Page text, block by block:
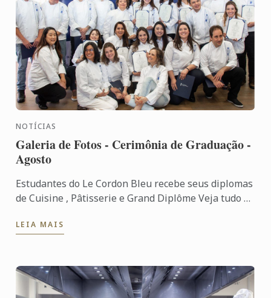
NOTÍCIAS
Galeria de Fotos - Cerimônia de Graduação -
Agosto
Estudantes do Le Cordon Bleu recebe seus diplomas
de Cuisine , Pâtisserie e Grand Diplôme Veja tudo o
LEIA MAIS